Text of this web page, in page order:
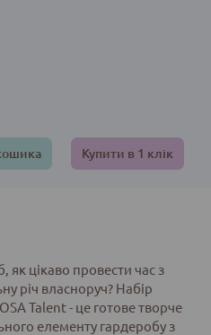
Купити в 1 клік
як цікаво провести час з
річ власноруч? Набір
Talent - це готове творче
елементу гардеробу з